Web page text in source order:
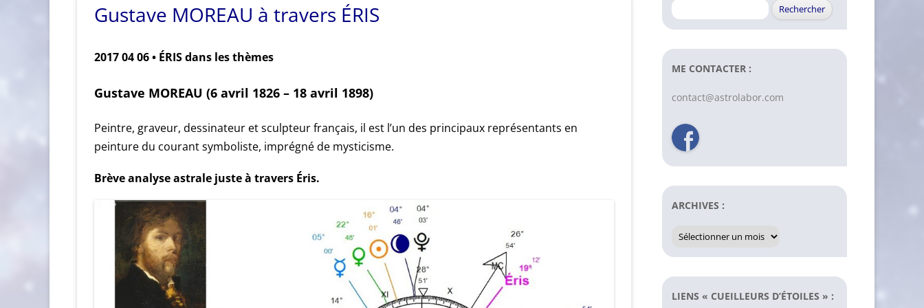
Gustave MOREAU à travers ÉRIS
2017 04 06 • ÉRIS dans les thèmes
Gustave MOREAU (6 avril 1826 – 18 avril 1898)
Peintre, graveur, dessinateur et sculpteur français, il est l’un des principaux représentants en
peinture du courant symboliste, imprégné de mysticisme.
Brève analyse astrale juste à travers Éris.
Rechercher :
ME CONTACTER :
contact@astrolabor.com
ARCHIVES :
Archives
LIENS « CUEILLEURS D’ÉTOILES » :